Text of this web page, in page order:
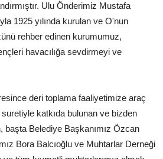
Ulu Önderimiz Mustafa
1925 yılında kurulan ve O'nun
rehber edinen kurumumuz,
havacılığa sevdirmeyi ve
deri toplama faaliyetimize araç
katkıda bulunan ve bizden
başta Belediye Başkanımız Özcan
Bora Balcıoğlu ve Muhtarlar Derneği